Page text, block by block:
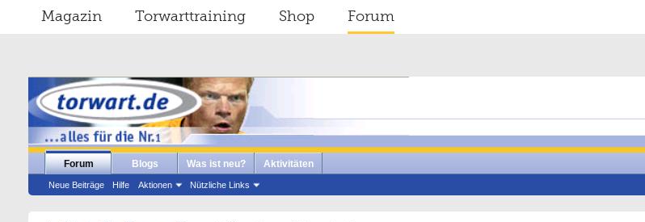
Magazin Torwarttraining Shop Forum
Forum
Neue Beiträge Hilfe Aktionen Nützliche Links
Blogs Was ist neu? Aktivitäten